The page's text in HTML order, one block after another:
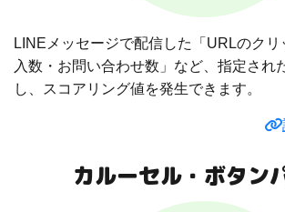
LINEメッセージで配信した「URLのク
入数・お問い合わせ数」など、指定され
し、スコアリング値を発生できます。
カルーセル・ボタン